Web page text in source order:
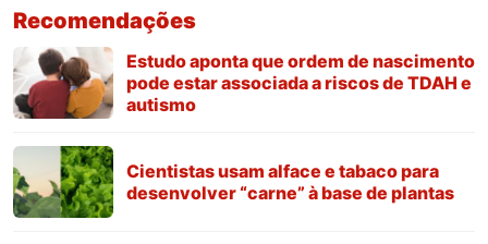
Recomendações
Estudo aponta que ordem de nascimento
pode estar associada a riscos de TDAH e
autismo
Cientistas usam alface e tabaco para
desenvolver “carne” à base de plantas